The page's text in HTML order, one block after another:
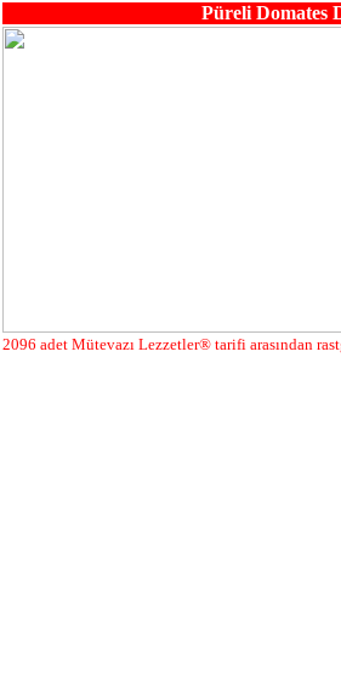
Püreli Domates
2096 adet Mütevazı Lezzetler® tarifi arasından